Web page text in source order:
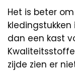
Het is beter
dan een kast
zijde zien er